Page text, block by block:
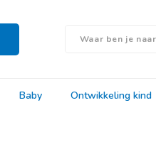
Baby Ontwikkeling kind